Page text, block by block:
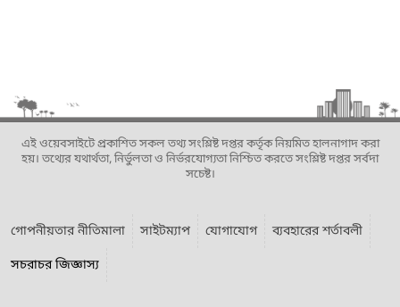
এই ওয়েবসাইটে প্রকাশিত সকল তথ্য সংশ্লিষ্ট দপ্তর কর্তৃক নিয়মিত হালনাগাদ করা
হয়। তথ্যের যথার্থতা, নির্ভুলতা ও নির্ভরযোগ্যতা নিশ্চিত করতে সংশ্লিষ্ট দপ্তর সর্বদা
সচেষ্ট।
গোপনীয়তার নীতিমালা সাইটম্যাপ যোগাযোগ
ব্যবহারের শর্তাবলী
সচরাচর জিজ্ঞাস্য